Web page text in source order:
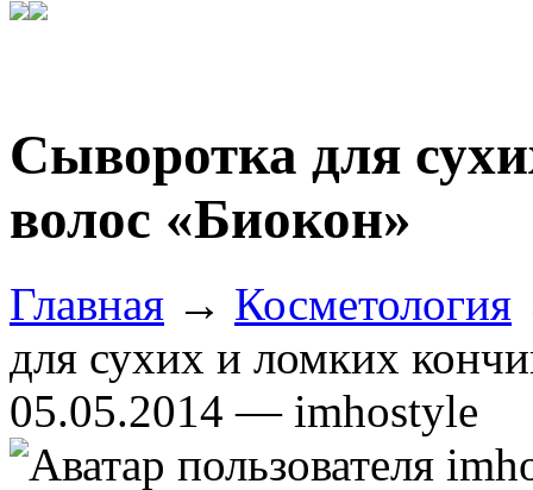
Сыворотка для
волос «Биокон»
Главная → Косметология
для сухих и ломких
05.05.2014 — imhostyle